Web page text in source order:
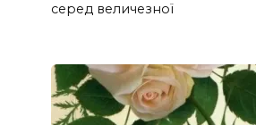
серед величезної